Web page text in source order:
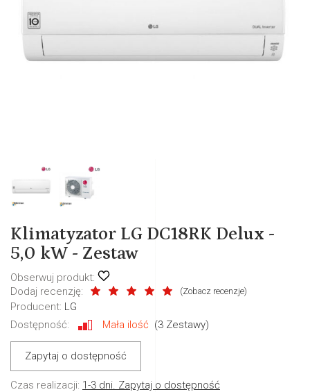
Klimatyzator LG DC18RK Delux -
5,0 kW - Zestaw
Obserwuj produkt:
Dodaj recenzję:
(Zobacz recenzje)
Producent: LG
Dostępność:
Mała ilość (3 Zestawy)
Zapytaj o dostępność
Czas realizacji: 1-3 dni. Zapytaj o dostępność